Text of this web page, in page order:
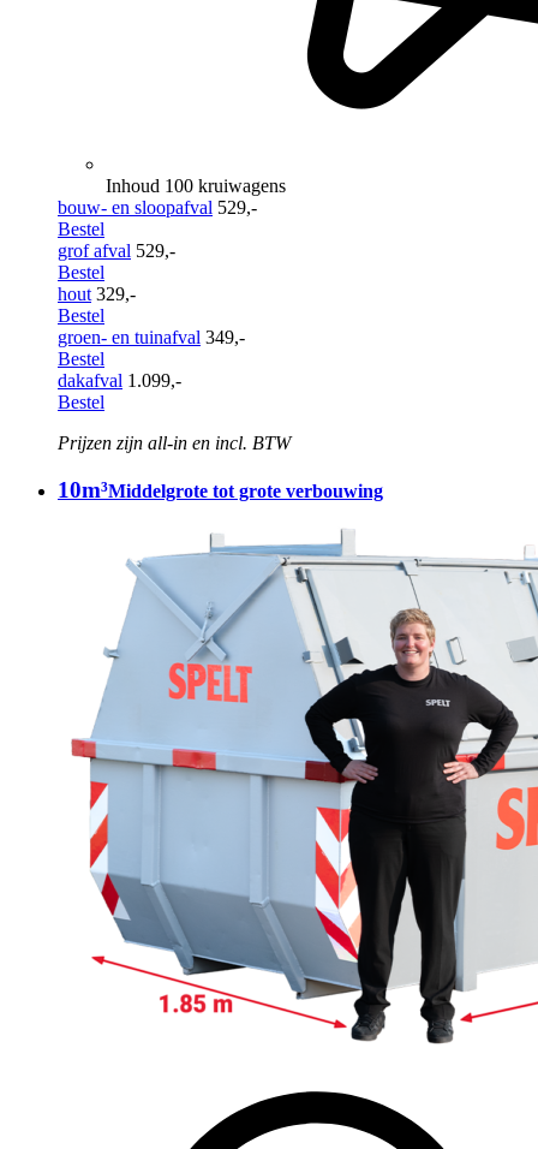
Inhoud 100 kruiwagens
bouw- en sloopafval 529,-
Bestel
grof afval 529,-
Bestel
hout 329,-
Bestel
groen- en tuinafval 349,-
Bestel
dakafval 1.099,-
Bestel
Prijzen zijn all-in en incl. BTW
10m³Middelgrote tot grote verbouwing